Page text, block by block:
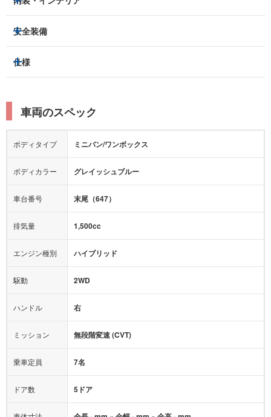
アルミホイール：-
サンルーフ/ガラスルーフ
ルーフレール
エアロパーツ
ローダウン
3列シート
ベンチシート
パワーシート
シートヒーター
カーナビ：メモリーナビ他
ミュージックプレイヤー接続可
後席モニター
安全装備
トラクションコントロール
レーンキープアシスト
横滑り防止装置
衝突被害軽減プレーキ
カメラ：バック
エアバッグ：
4エアバッグ
衝撃緩和ヘッドレスト
サポカー
アクセル踏み間違い（誤発進）防止装置
アダプティブクルーズコントロール
ヒルディセントコントロール
オートマチックハイビーム
仕様
車両のスペック
ボディタイプ ミニバン/ワンボックス
ボディカラー グレイッシュブルー
車台番号 末尾（647）
排気量 1,500cc
エンジン種別 ハイブリッド
駆動 2WD
ハンドル 右
ミッション 無段階変速 (CVT)
乗車定員 7名
ドア数 5ドア